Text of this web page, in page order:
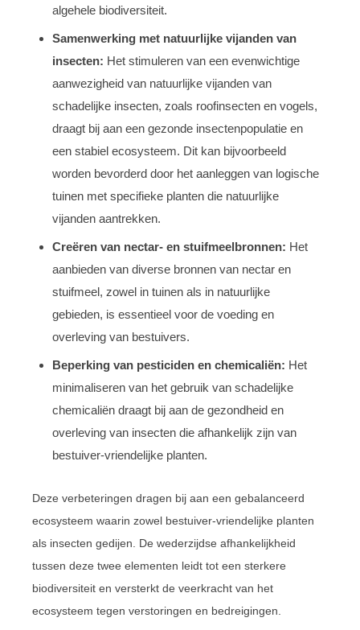
algehele biodiversiteit.
Samenwerking met natuurlijke vijanden van
insecten: Het stimuleren van een evenwichtige
aanwezigheid van natuurlijke vijanden van
schadelijke insecten, zoals roofinsecten en vogels,
draagt bij aan een gezonde insectenpopulatie en
een stabiel ecosysteem. Dit kan bijvoorbeeld
worden bevorderd door het aanleggen van logische
tuinen met specifieke planten die natuurlijke
vijanden aantrekken.
Creëren van nectar- en stuifmeelbronnen: Het
aanbieden van diverse bronnen van nectar en
stuifmeel, zowel in tuinen als in natuurlijke
gebieden, is essentieel voor de voeding en
overleving van bestuivers.
Beperking van pesticiden en chemicaliën: Het
minimaliseren van het gebruik van schadelijke
chemicaliën draagt bij aan de gezondheid en
overleving van insecten die afhankelijk zijn van
bestuiver-vriendelijke planten.
Deze verbeteringen dragen bij aan een gebalanceerd
ecosysteem waarin zowel bestuiver-vriendelijke planten
als insecten gedijen. De wederzijdse afhankelijkheid
tussen deze twee elementen leidt tot een sterkere
biodiversiteit en versterkt de veerkracht van het
ecosysteem tegen verstoringen en bedreigingen.